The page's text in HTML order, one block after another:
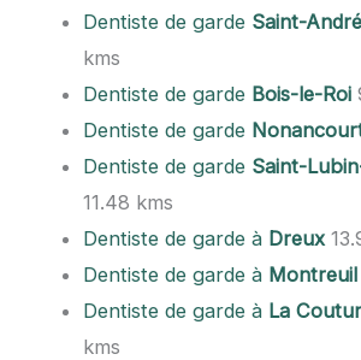
Dentiste de garde Saint-
kms
Dentiste de garde Bois-le-Roi
Dentiste de garde
Dentiste de garde Saint-
11.48 kms
Dentiste de garde à Dreux
Dentiste de garde à Montreuil
Dentiste de garde à La
kms